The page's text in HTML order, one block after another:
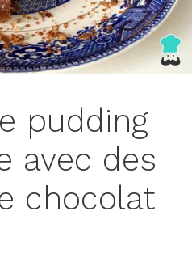
pudding
avec des
chocolat